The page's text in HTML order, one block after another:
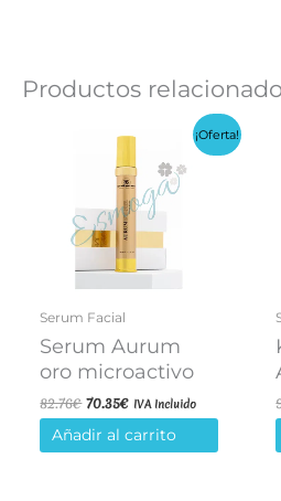
Productos
¡Oferta!
Serum Facial
Serum Aurum
oro microactivo
82.76€El
precio
original
era:
70.35€El
precio
actual
es:
IVA Incluido
Añadir al carrito